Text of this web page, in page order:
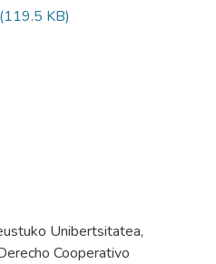
KB)
Unibertsitatea,
Cooperativo